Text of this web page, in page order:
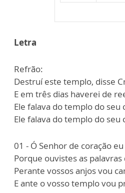
Letra
Refrão:
Destruí este templo, disse
E em três dias haverei de
Ele falava do templo do seu
Ele falava do templo do seu
01 - Ó Senhor de coração
Porque ouvistes as
Perante vossos anjos vou
E ante o vosso templo vou